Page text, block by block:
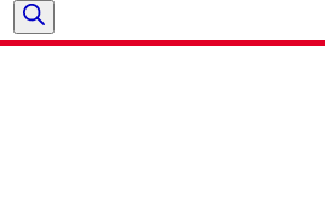
de
productos